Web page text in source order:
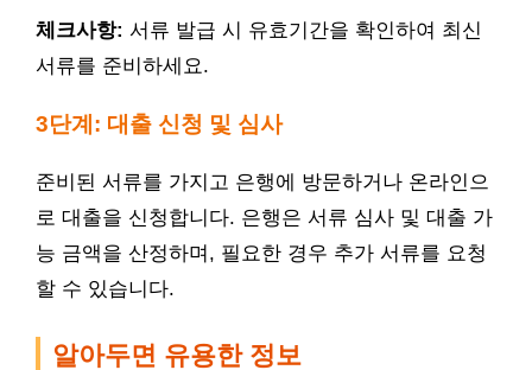
체크사항: 서류 발급 시 유효기간을 확인하여 최신
서류를 준비하세요.
3단계: 대출 신청 및 심사
준비된 서류를 가지고 은행에 방문하거나 온라인으
로 대출을 신청합니다. 은행은 서류 심사 및 대출 가
능 금액을 산정하며, 필요한 경우 추가 서류를 요청
할 수 있습니다.
알아두면 유용한 정보